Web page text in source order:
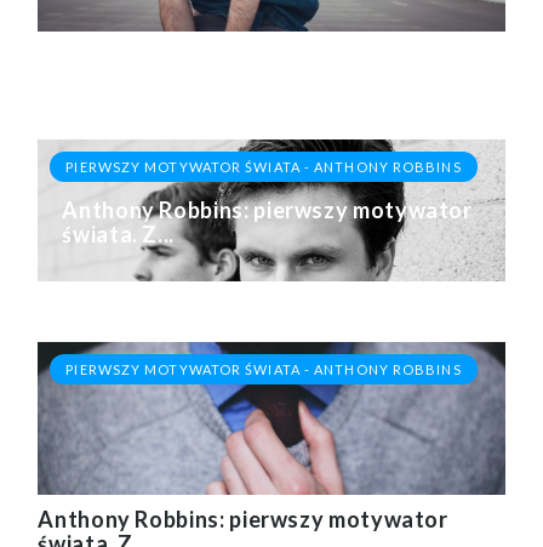
PIERWSZY MOTYWATOR ŚWIATA - ANTHONY ROBBINS
Anthony Robbins: pierwszy motywator
świata. Z...
PIERWSZY MOTYWATOR ŚWIATA - ANTHONY ROBBINS
Anthony Robbins: pierwszy motywator